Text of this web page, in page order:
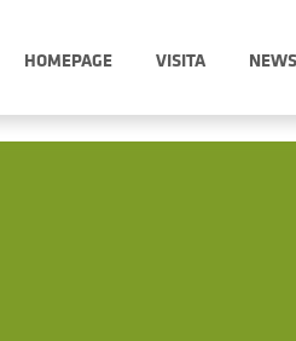
HOMEPAGE VISITA NEWS